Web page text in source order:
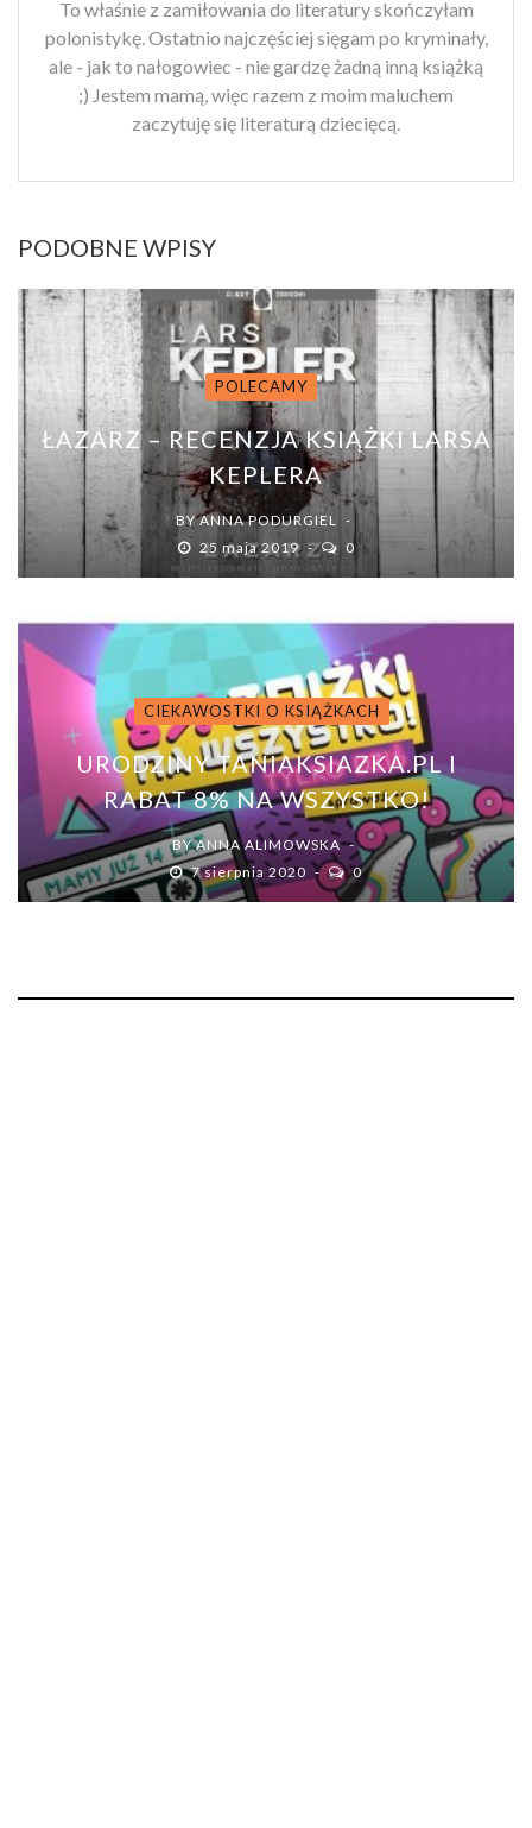
To właśnie z zamiłowania do literatury skończyłam
polonistykę. Ostatnio najczęściej sięgam po kryminały,
ale - jak to nałogowiec - nie gardzę żadną inną książką
;) Jestem mamą, więc razem z moim maluchem
zaczytuję się literaturą dziecięcą.
PODOBNE WPISY
POLECAMY
ŁAZARZ – RECENZJA KSIĄŻKI LARSA
KEPLERA
BYANNA PODURGIEL
25 maja 2019
0
CIEKAWOSTKI O KSIĄŻKACH
URODZINY TANIAKSIAZKA.PL I
RABAT 8% NA WSZYSTKO!
BYANNA ALIMOWSKA
7 sierpnia 2020
0